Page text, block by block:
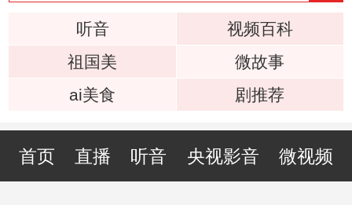
听音
视频百科
祖国美
微故事
ai美食
剧推荐
首页 直播 听音 央视影音 微视频